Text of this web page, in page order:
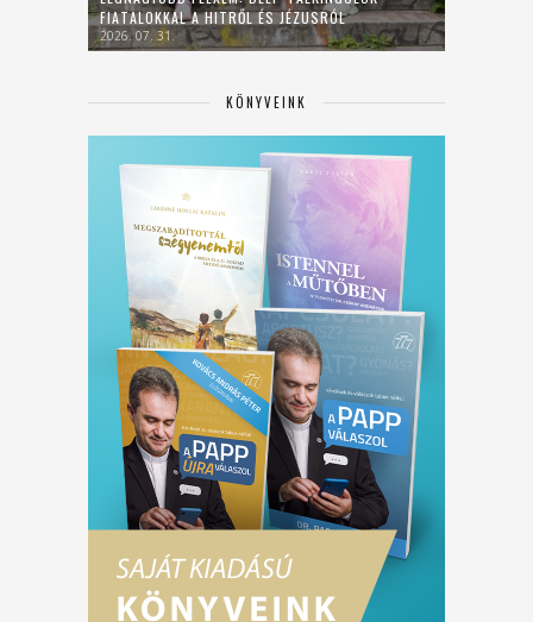
FIATALOKKAL A HITRŐL ÉS JÉZUSRÓL
2026. 07. 31.
KÖNYVEINK